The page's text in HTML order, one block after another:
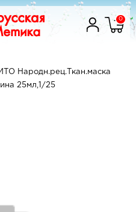
0
Народн.рец.Ткан.маска
25мл,1/25